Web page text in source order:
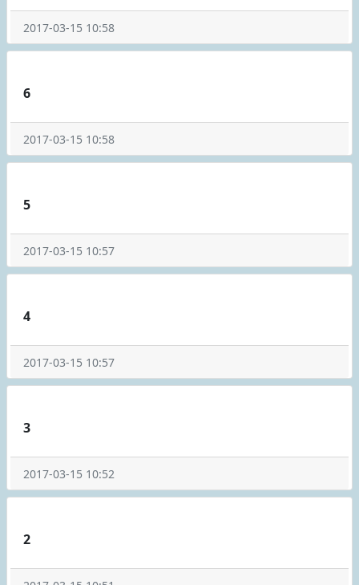
2017-03-15 10:58
6
2017-03-15 10:58
5
2017-03-15 10:57
4
2017-03-15 10:57
3
2017-03-15 10:52
2